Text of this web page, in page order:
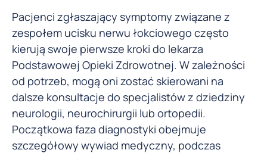
Pacjenci zgłaszający symptomy związane z
zespołem ucisku nerwu łokciowego często
kierują swoje pierwsze kroki do lekarza
Podstawowej Opieki Zdrowotnej. W zależności
od potrzeb, mogą oni zostać skierowani na
dalsze konsultacje do specjalistów z dziedziny
neurologii, neurochirurgii lub ortopedii.
Początkowa faza diagnostyki obejmuje
szczegółowy wywiad medyczny, podczas